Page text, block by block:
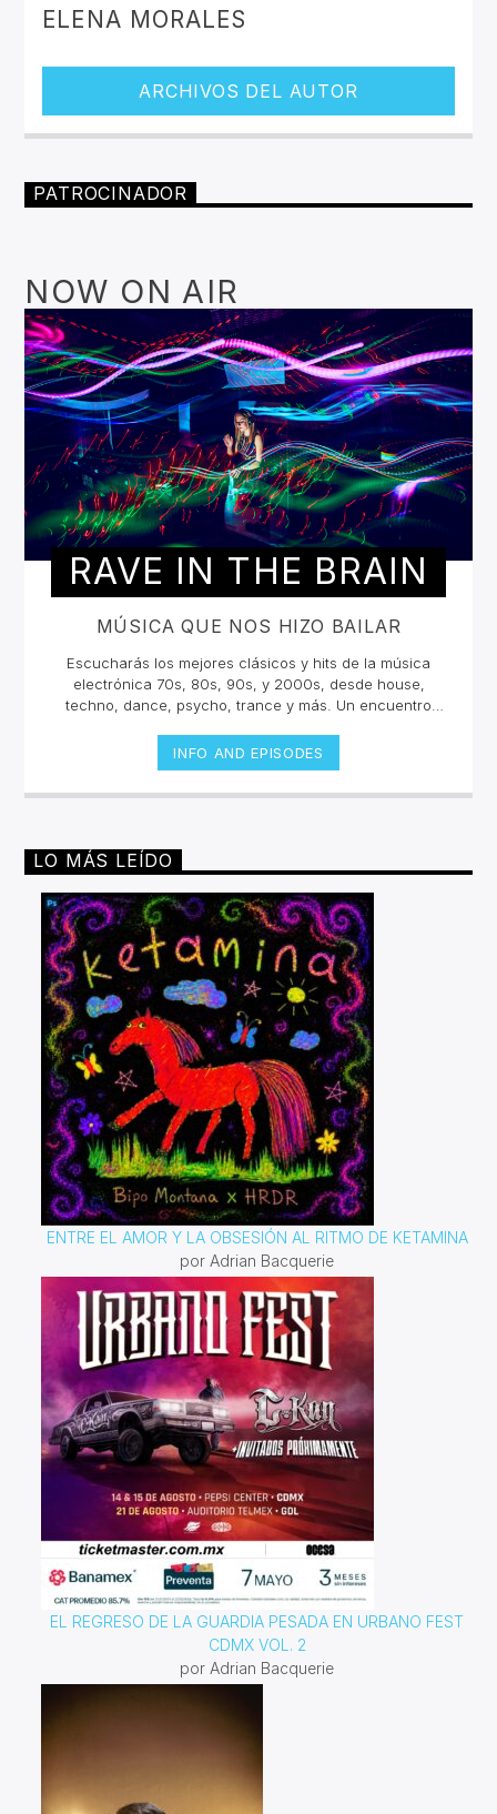
ELENA MORALES
ARCHIVOS DEL AUTOR
PATROCINADOR
NOW ON AIR
RAVE IN THE BRAIN
MÚSICA QUE NOS HIZO BAILAR
Escucharás los mejores clásicos y hits de la música
electrónica 70s, 80s, 90s, y 2000s, desde house,
techno, dance, psycho, trance y más. Un encuentro
y sets inolvidables. La electrónica tiene una historia
sonora escuchala en vivo.Lunes 2pm a 4 pm | Viernes
10am a 12pm por invencible.net
INFO AND EPISODES
LO MÁS LEÍDO
ENTRE EL AMOR Y LA OBSESIÓN AL RITMO DE KETAMINA
por Adrian Bacquerie
EL REGRESO DE LA GUARDIA PESADA EN URBANO FEST
CDMX VOL. 2
por Adrian Bacquerie